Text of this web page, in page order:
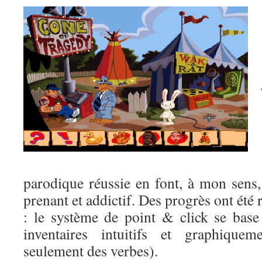
parodique réussie en font, à mon
prenant et addictif. Des progrès ont été
: le système de point & click se
inventaires intuitifs et
seulement des verbes).